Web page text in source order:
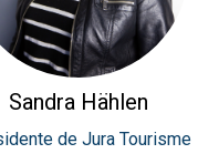
Sandra Hählen
de Jura Tourisme